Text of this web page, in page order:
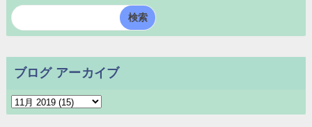
ブログ アーカイブ